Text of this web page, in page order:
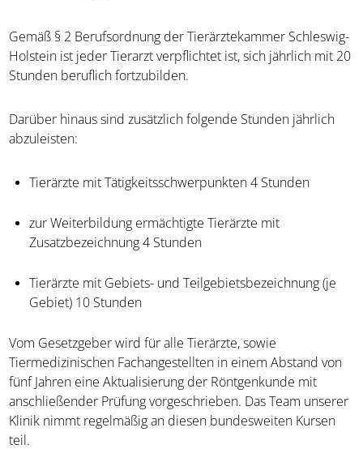
Gemäß § 2 Berufsordnung der Tierärztekammer Schleswig-
Holstein ist jeder Tierarzt verpflichtet ist, sich jährlich mit 20
Stunden beruflich fortzubilden.
Darüber hinaus sind zusätzlich folgende Stunden jährlich
abzuleisten:
Tierärzte mit Tätigkeitsschwerpunkten 4 Stunden
zur Weiterbildung ermächtigte Tierärzte mit
Zusatzbezeichnung 4 Stunden
Tierärzte mit Gebiets- und Teilgebietsbezeichnung (je
Gebiet) 10 Stunden
Vom Gesetzgeber wird für alle Tierärzte, sowie
Tiermedizinischen Fachangestellten in einem Abstand von
fünf Jahren eine Aktualisierung der Röntgenkunde mit
anschließender Prüfung vorgeschrieben. Das Team unserer
Klinik nimmt regelmäßig an diesen bundesweiten Kursen
teil.